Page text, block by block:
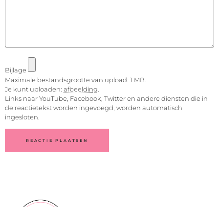
Bijlage
Maximale bestandsgrootte van upload: 1 MB.
Je kunt uploaden: afbeelding
Links naar YouTube, Facebook, Twitter en andere diensten die in
de reactietekst worden ingevoegd, worden automatisch
ingesloten.